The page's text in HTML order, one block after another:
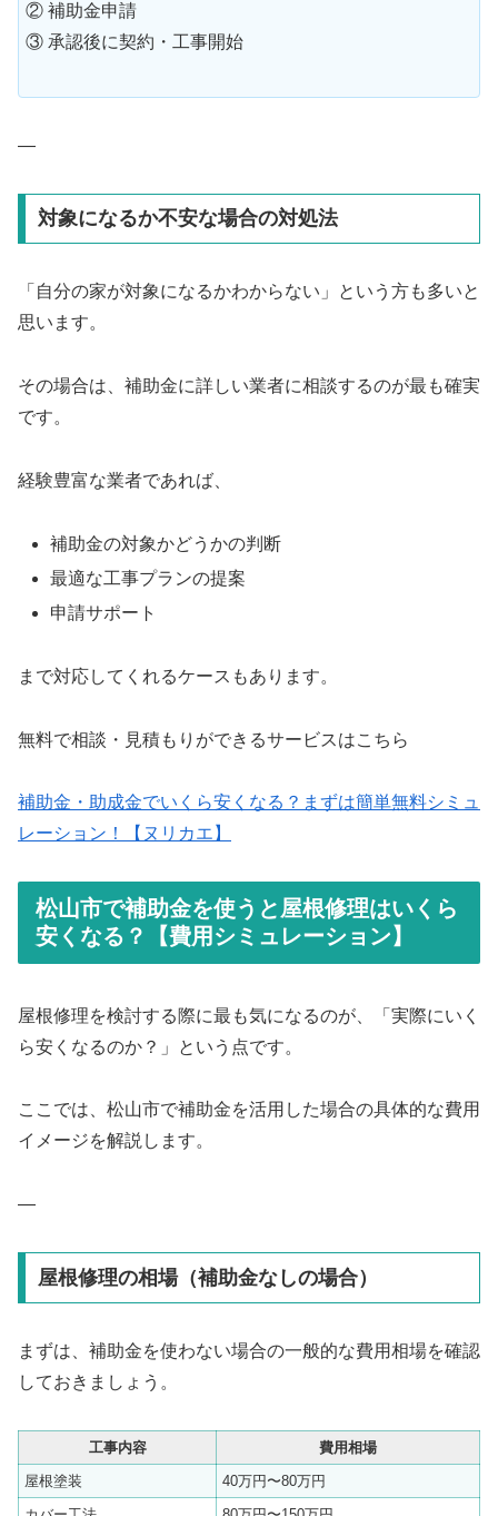
② 補助金申請
③ 承認後に契約・工事開始
—
対象になるか不安な場合の対処法
「自分の家が対象になるかわからない」という方も多いと
思います。
その場合は、補助金に詳しい業者に相談するのが最も確実
です。
経験豊富な業者であれば、
補助金の対象かどうかの判断
最適な工事プランの提案
申請サポート
まで対応してくれるケースもあります。
無料で相談・見積もりができるサービスはこちら
補助金・助成金でいくら安くなる？まずは簡単無料シミュ
レーション！【ヌリカエ】
松山市で補助金を使うと屋根修理はいくら
安くなる？【費用シミュレーション】
屋根修理を検討する際に最も気になるのが、「実際にいく
ら安くなるのか？」という点です。
ここでは、松山市で補助金を活用した場合の具体的な費用
イメージを解説します。
—
屋根修理の相場（補助金なしの場合）
まずは、補助金を使わない場合の一般的な費用相場を確認
しておきましょう。
工事内容
費用相場
屋根塗装
40万円〜80万円